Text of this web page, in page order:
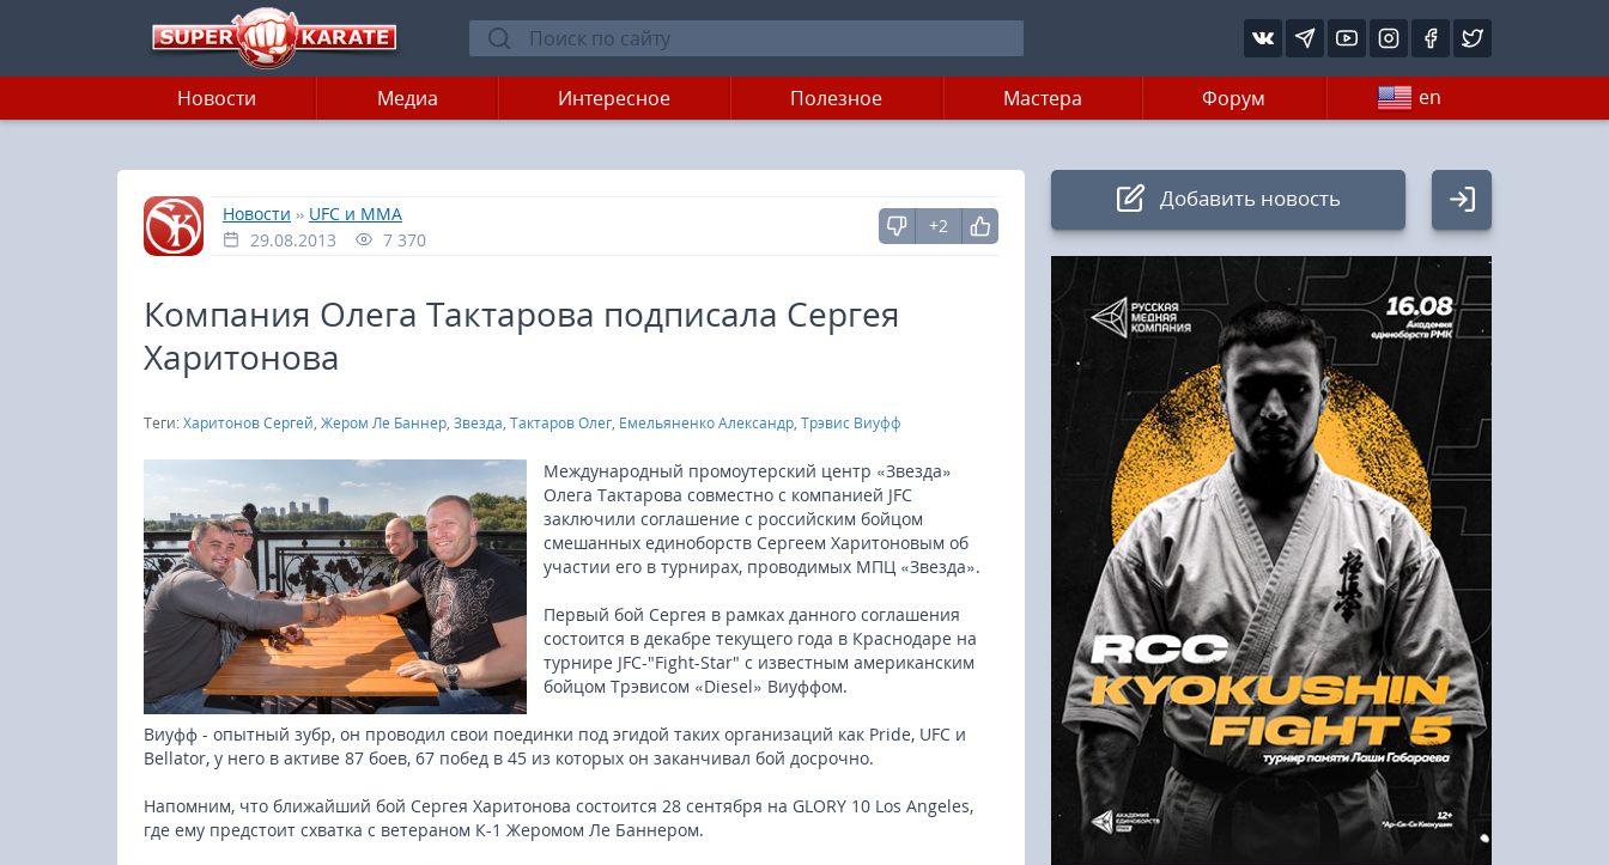
Новости Медиа Интересное Полезное Мастера Форум en
Главная
»
Новости » UFC и MMA
29.08.2013
7 370
+2
Компания Олега Тактарова подписала Сергея
Харитонова
Теги:Харитонов Сергей, Жером Ле Баннер, Звезда, Тактаров Олег, Емельяненко Александр, Трэвис Виуфф
Международный промоутерский центр «Звезда»
Олега Тактарова совместно с компанией JFC
заключили соглашение с российским бойцом
смешанных единоборств Сергеем Харитоновым об
участии его в турнирах, проводимых МПЦ «Звезда».
Первый бой Сергея в рамках данного соглашения
состоится в декабре текущего года в Краснодаре на
турнире JFC-"Fight-Star" c известным американским
бойцом Трэвисом «Diesel» Виуффом.
Виуфф - опытный зубр, он проводил свои поединки под эгидой таких организаций как Pride, UFC и
Bellator, у него в активе 87 боев, 67 побед в 45 из которых он заканчивал бой досрочно.
Напомним, что ближайший бой Сергея Харитонова состоится 28 сентября на GLORY 10 Los Angeles,
где ему предстоит схватка с ветераном К-1 Жеромом Ле Баннером.
Добавить новость
Авторизация
Логин:
Пароль
Войти
Напомнить пароль
Регистрация